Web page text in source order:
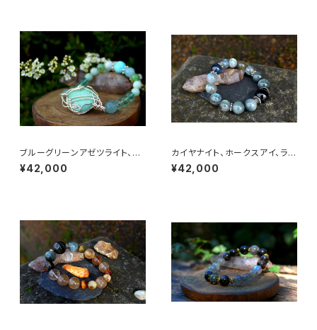
ブルーグリーンアゼツライト、ヘ
ミモルファイト、アマゾナイト
女性性、地球の愛と慈悲、心の
¥42,000
カイヤナイト、ホークスアイ、ラブ
ラドライト 鋭い直感力、決断力、
洞察力を磨き上げる
¥42,000